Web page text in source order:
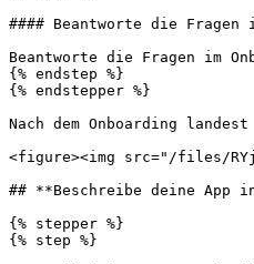
#### Beantworte die Fragen
Beantworte die Fragen im
{% endstep %}
{% endstepper %}
Nach dem Onboarding
<figure><img src="/files/
## **Beschreibe deine App
{% stepper %}
{% step %}